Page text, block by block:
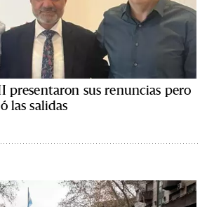
presentaron sus renuncias pero
las salidas